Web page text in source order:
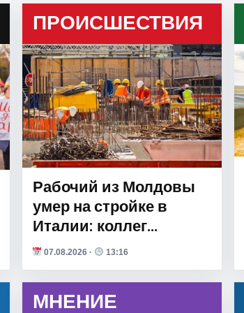
ПРОИСШЕСТВИЯ
Рабочий из Молдовы
умер на стройке в
Италии: коллег
подозревают в
неоказании помощи
07.08.2026 · 13:16
МНЕНИЕ